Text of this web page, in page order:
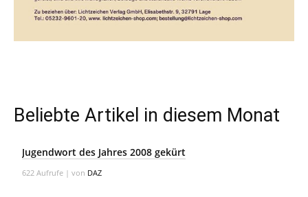
Beliebte Artikel in diesem Monat
Jugendwort des Jahres 2008 gekürt
622 Aufrufe | von DAZ